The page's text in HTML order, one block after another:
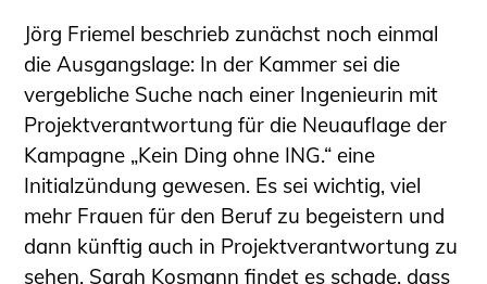
Jörg Friemel beschrieb zunächst noch einmal
die Ausgangslage: In der Kammer sei die
vergebliche Suche nach einer Ingenieurin mit
Projektverantwortung für die Neuauflage der
Kampagne „Kein Ding ohne ING.“ eine
Initialzündung gewesen. Es sei wichtig, viel
mehr Frauen für den Beruf zu begeistern und
dann künftig auch in Projektverantwortung zu
sehen. Sarah Kosmann findet es schade, dass